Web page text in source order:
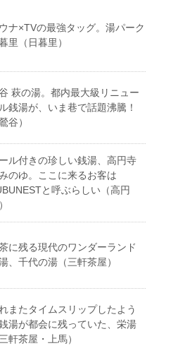
ナ×TVの最強タッグ。湯パーク
里（日暮里）
萩の湯。都内最大級リニュー
銭湯が、いま巷で話題沸騰！
谷）
ル付きの珍しい銭湯、高円寺
のゆ。ここに来るお客は
と呼ぶらしい（高円
に残る現代のワンダーランド
、千代の湯（三軒茶屋）
またタイムスリップしたよう
湯が都会に残っていた、栄湯
三軒茶屋・上馬）